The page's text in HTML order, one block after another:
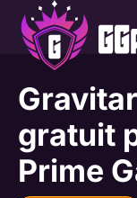
Aller
contenu
gratuit
Prime